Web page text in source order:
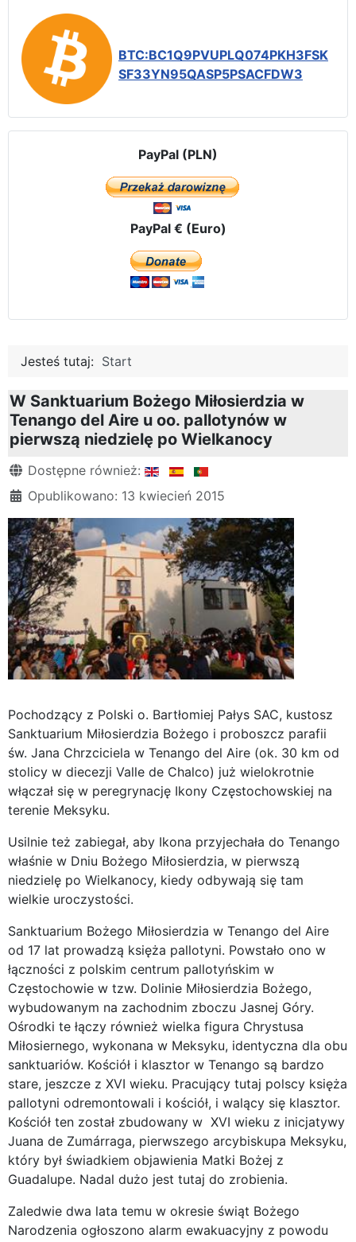
BTC:BC1Q9PVUPLQ074PKH3FSK
SF33YN95QASP5PSACFDW3
PayPal (PLN)
PayPal € (Euro)
Jesteś tutaj: Start
W Sanktuarium Bożego Miłosierdzia w
Tenango del Aire u oo. pallotynów w
pierwszą niedzielę po Wielkanocy
Szczegóły
Dostępne również:
Opublikowano: 13 kwiecień 2015
Pochodzący z Polski o. Bartłomiej Pałys SAC, kustosz
Sanktuarium Miłosierdzia Bożego i proboszcz parafii
św. Jana Chrzciciela w Tenango del Aire (ok. 30 km od
stolicy w diecezji Valle de Chalco) już wielokrotnie
włączał się w peregrynację Ikony Częstochowskiej na
terenie Meksyku.
Usilnie też zabiegał, aby Ikona przyjechała do Tenango
właśnie w Dniu Bożego Miłosierdzia, w pierwszą
niedzielę po Wielkanocy, kiedy odbywają się tam
wielkie uroczystości.
Sanktuarium Bożego Miłosierdzia w Tenango del Aire
od 17 lat prowadzą księża pallotyni. Powstało ono w
łączności z polskim centrum pallotyńskim w
Częstochowie w tzw. Dolinie Miłosierdzia Bożego,
wybudowanym na zachodnim zboczu Jasnej Góry.
Ośrodki te łączy również wielka figura Chrystusa
Miłosiernego, wykonana w Meksyku, identyczna dla obu
sanktuariów. Kościół i klasztor w Tenango są bardzo
stare, jeszcze z XVI wieku. Pracujący tutaj polscy księża
pallotyni odremontowali i kościół, i walący się klasztor.
Kościół ten został zbudowany w XVI wieku z inicjatywy
Juana de Zumárraga, pierwszego arcybiskupa Meksyku,
który był świadkiem objawienia Matki Bożej z
Guadalupe. Nadal dużo jest tutaj do zrobienia.
Zaledwie dwa lata temu w okresie świąt Bożego
Narodzenia ogłoszono alarm ewakuacyjny z powodu